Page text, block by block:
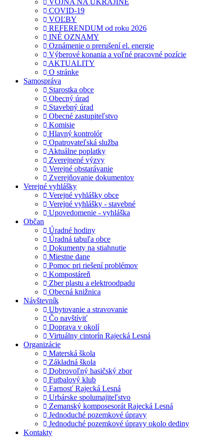
COVID-19
VOĽBY
REFERENDUM od roku 2026
INÉ OZNAMY
Oznámenie o prerušení el. energie
Výberové konania a voľné pracovné pozície
AKTUALITY
O stránke
Samospráva
Starostka obce
Obecný úrad
Stavebný úrad
Obecné zastupiteľstvo
Komisie
Hlavný kontrolór
Opatrovateľská služba
Aktuálne poplatky
Zverejnené výzvy
Verejné obstarávanie
Zverejňovanie dokumentov
Verejné vyhlášky
Verejné vyhlášky obce
Verejné vyhlášky - stavebné
Upovedomenie - vyhláška
Občan
Úradné hodiny
Úradná tabuľa obce
Dokumenty na stiahnutie
Miestne dane
Pomoc pri riešení problémov
Kompostáreň
Zber plastu a elektroodpadu
Obecná knižnica
Návštevník
Ubytovanie a stravovanie
Čo navštíviť
Doprava v okolí
Virtuálny cintorín Rajecká Lesná
Organizácie
Materská škola
Základná škola
Dobrovoľný hasičský zbor
Futbalový klub
Farnosť Rajecká Lesná
Urbárske spolumajiteľstvo
Zemanský komposesorát Rajecká Lesná
Jednoduché pozemkové úpravy
Jednoduché pozemkové úpravy okolo dediny
Kontakty